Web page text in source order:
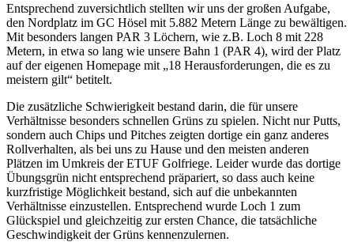
Entsprechend zuversichtlich stellten wir uns der großen Aufgabe,
den Nordplatz im GC Hösel mit 5.882 Metern Länge zu bewältigen.
Mit besonders langen PAR 3 Löchern, wie z.B. Loch 8 mit 228
Metern, in etwa so lang wie unsere Bahn 1 (PAR 4), wird der Platz
auf der eigenen Homepage mit „18 Herausforderungen, die es zu
meistern gilt“ betitelt.
Die zusätzliche Schwierigkeit bestand darin, die für unsere
Verhältnisse besonders schnellen Grüns zu spielen. Nicht nur Putts,
sondern auch Chips und Pitches zeigten dortige ein ganz anderes
Rollverhalten, als bei uns zu Hause und den meisten anderen
Plätzen im Umkreis der ETUF Golfriege. Leider wurde das dortige
Übungsgrün nicht entsprechend präpariert, so dass auch keine
kurzfristige Möglichkeit bestand, sich auf die unbekannten
Verhältnisse einzustellen. Entsprechend wurde Loch 1 zum
Glückspiel und gleichzeitig zur ersten Chance, die tatsächliche
Geschwindigkeit der Grüns kennenzulernen.